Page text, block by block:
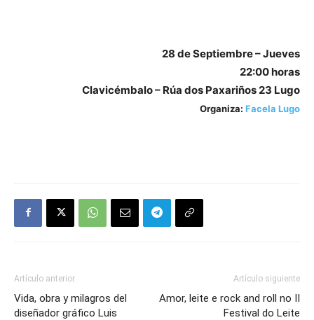
28 de Septiembre – Jueves
22:00 horas
Clavicémbalo – Rúa dos Paxariños 23 Lugo
Organiza: Facela Lugo
Artículo anterior
Vida, obra y milagros del
diseñador gráfico Luis
Artículo siguiente
Amor, leite e rock and roll no II
Festival do Leite